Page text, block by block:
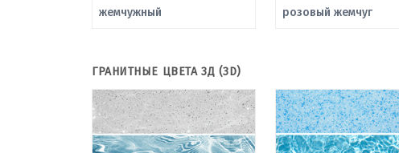
жемчужный розовый жемчуг
ГРАНИТНЫЕ ЦВЕТА 3Д (3D)